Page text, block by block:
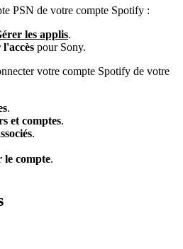
PSN de votre compte Spotify :
les applis.
pour Sony.
votre compte Spotify de votre
.
et comptes.
.
le compte.